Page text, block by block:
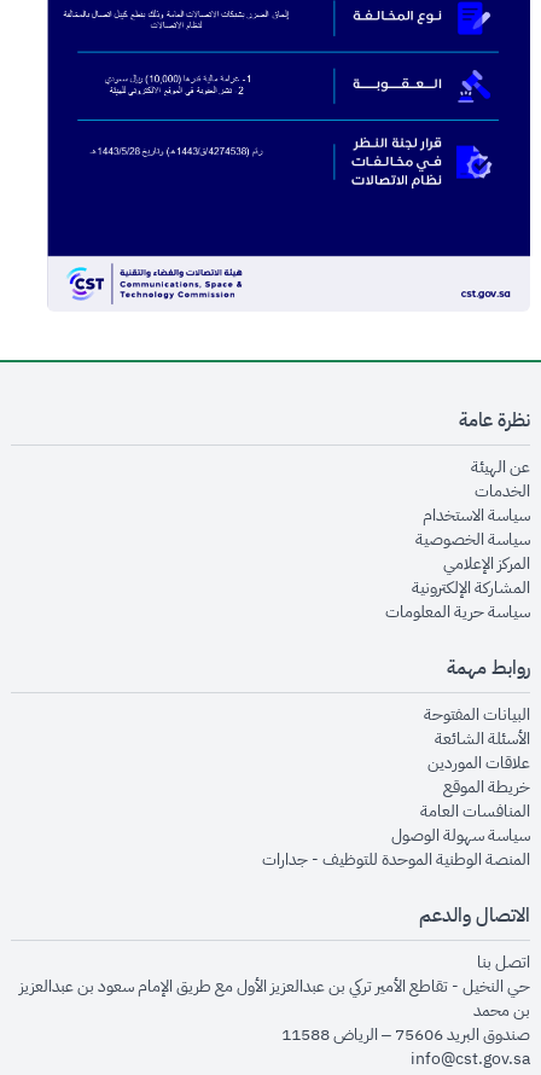
نظرة عامة
عن الهيئةopens in new window
الخدماتopens in new window
سياسة الاستخدام
سياسة الخصوصيةopens in new window
المركز الإعلاميopens in new window
المشاركة الإلكترونيةopens in new window
سياسة حرية المعلوماتopens in new window
روابط مهمة
البيانات المفتوحةopens in new window
الأسئلة الشائعةopens in new window
علاقات الموردينopens in new window
خريطة الموقعopens in new window
المنافسات العامةopens in new window
سياسة سهولة الوصولopens in new window
المنصة الوطنية الموحدة للتوظيف - جداراتopens in new window
الاتصال والدعم
اتصل بنا
حي النخيل - تقاطع الأمير تركي بن عبدالعزيز الأول مع طريق الإمام سعود بن عبدالعزيز
بن محمد
صندوق البريد 75606 – الرياض 11588
info@cst.gov.sa